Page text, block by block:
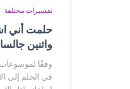
تفسيرات مختلفة
حلمت أني
واثنين
وفقًا لموسوعات
في الحلم إلى